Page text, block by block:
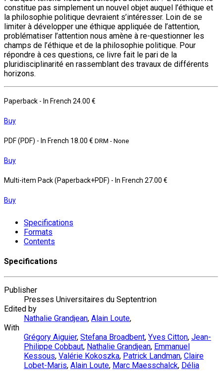
constitue pas simplement un nouvel objet auquel l’éthique et
la philosophie politique devraient s’intéresser. Loin de se
limiter à développer une éthique appliquée de l’attention,
problématiser l’attention nous amène à re-questionner les
champs de l’éthique et de la philosophie politique. Pour
répondre à ces questions, ce livre fait le pari de la
pluridisciplinarité en rassemblant des travaux de différents
horizons.
Paperback - In French 24.00 €
Buy
PDF (PDF) - In French 18.00 € DRM - None
Buy
Multi-item Pack (Paperback+PDF) - In French 27.00 €
Buy
Specifications
Formats
Contents
Specifications
Publisher
Presses Universitaires du Septentrion
Edited by
Nathalie Grandjean, Alain Loute,
With
Grégory Aiguier, Stefana Broadbent, Yves Citton, Jean-
Philippe Cobbaut, Nathalie Grandjean, Emmanuel
Kessous, Valérie Kokoszka, Patrick Landman, Claire
Lobet-Maris, Alain Loute, Marc Maesschalck, Délia